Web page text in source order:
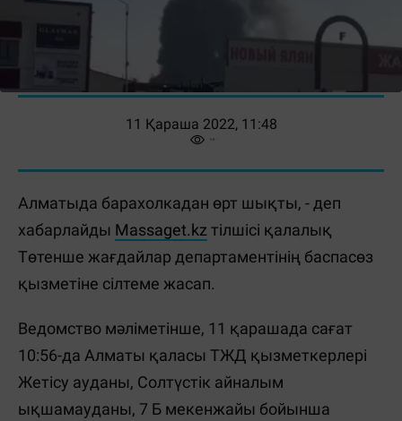
11 Қараша 2022, 11:48
Алматыда барахолкадан өрт шықты, - деп
хабарлайды Massaget.kzтілшісі қалалық
Төтенше жағдайлар департаментінің баспасөз
қызметіне сілтеме жасап.
Ведомство мәліметінше, 11 қарашада сағат
10:56-да Алматы қаласы ТЖД қызметкерлері
Жетісу ауданы, Солтүстік айналым
ықшамауданы, 7 Б мекенжайы бойынша